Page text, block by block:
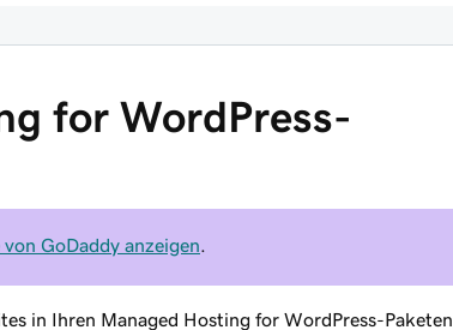
for WordPress-
GoDaddy anzeigen
in Ihren Managed Hosting for WordPress-Paketen